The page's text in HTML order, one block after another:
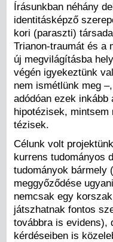
Írásunkban néhány
identitásképző
kori (paraszti)
Trianon-traumát és a
új megvilágításba
végén igyekeztünk
nem ismétlünk meg
adódóan ezek inkább
hipotézisek, mintsem
tézisek.
Célunk volt
kurrens tudományos
tudományok bármely
meggyőződése
nemcsak egy
játszhatnak fontos
továbbra is evidens),
kérdéseiben is